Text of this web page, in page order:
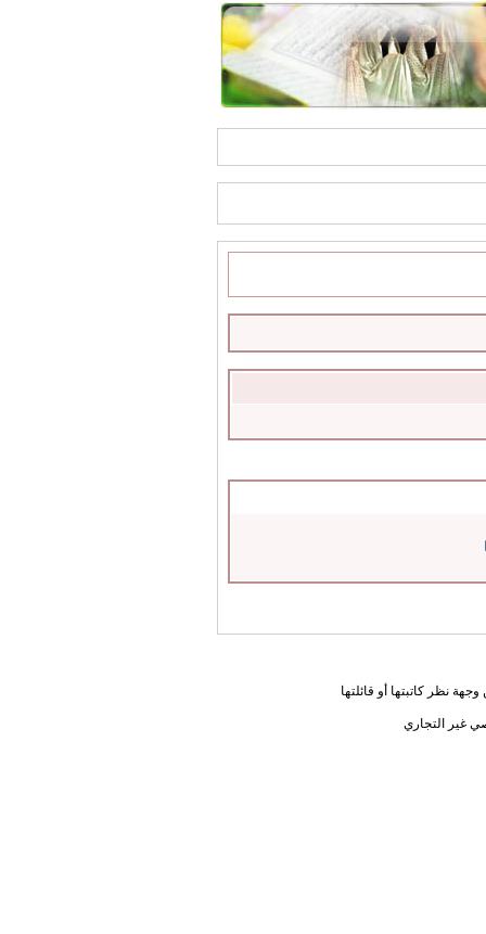
نظر كاتبتها أو قائلتها
غير التجاري